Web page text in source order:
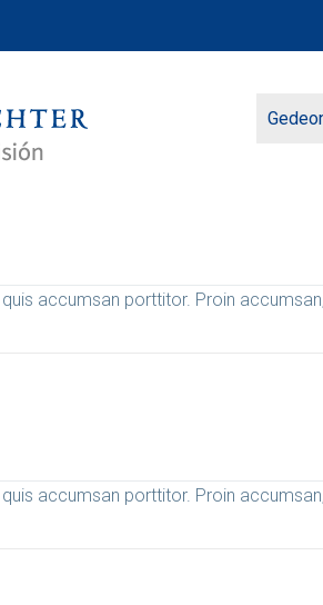
accumsan porttitor. Proin
accumsan porttitor. Proin